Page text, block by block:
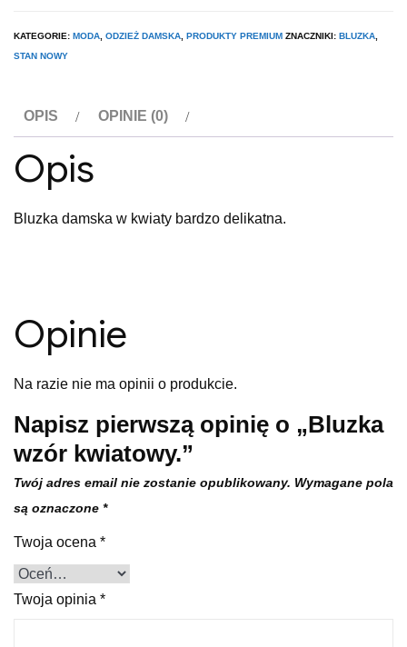
kwiatowy.
KATEGORIE: MODA ODZIEŻ DAMSKA PRODUKTY PREMIUM ZNACZNIKI: BLUZKA
STAN NOWY
OPIS OPINIE (0)
Opis
Bluzka damska w kwiaty bardzo delikatna.
Opinie
Na razie nie ma opinii o produkcie.
Napisz pierwszą opinię o „Bluzka
wzór kwiatowy.”
Twój adres email nie zostanie opublikowany. Wymagane pola
są oznaczone *
Twoja ocena *
Twoja opinia *